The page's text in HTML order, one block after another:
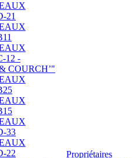
21
12 -
COURCH’"
33
22
Propriétaires